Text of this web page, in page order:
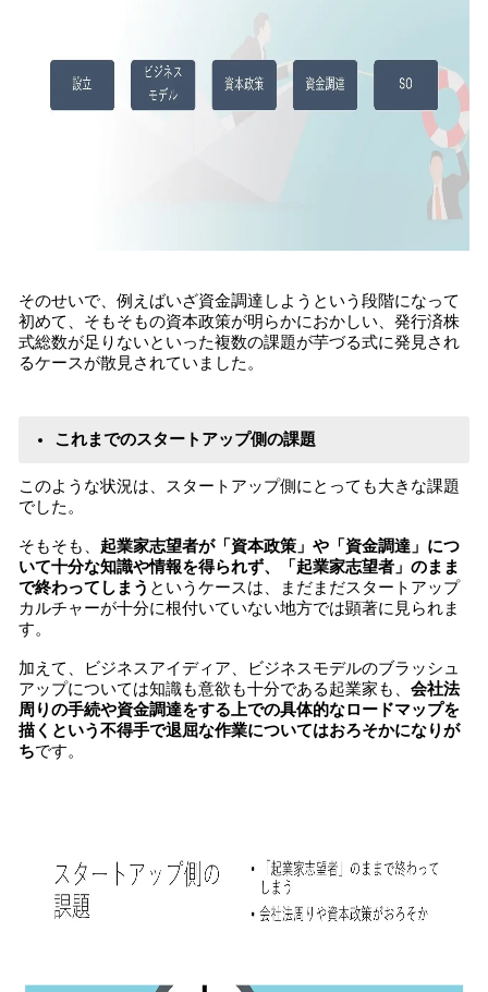
そのせいで、例えばいざ資金調達しようという段階になって
初めて、そもそもの資本政策が明らかにおかしい、発行済株
式総数が足りないといった複数の課題が芋づる式に発見され
るケースが散見されていました。
これまでのスタートアップ側の課題
このような状況は、スタートアップ側にとっても大きな課題
でした。
そもそも、 起業家志望者が「資本政策」や「資金調達」につ
いて十分な知識や情報を得られず、「起業家志望者」のまま
で終わってしまう というケースは、まだまだスタートアップ
カルチャーが十分に根付いていない地方では顕著に見られま
す。
加えて、ビジネスアイディア、ビジネスモデルのブラッシュ
アップについては知識も意欲も十分である起業家も、 会社法
周りの手続や資金調達をする上での具体的なロードマップを
描くという不得手で退屈な作業についてはおろそかになりが
ちです。